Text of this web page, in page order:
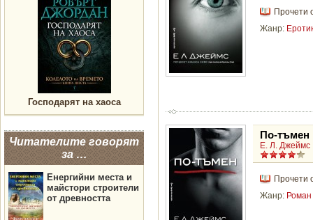
Господарят на хаоса
Читателите говорят
за …
Енергийни места и
майстори строители
от древността
Прочети
Жанр:
По-тъмен
Е. Л. Джеймс
Прочети
Жанр: Роман